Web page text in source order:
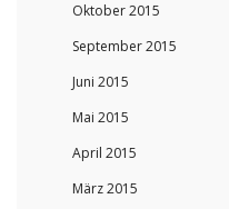
Oktober 2015
September 2015
Juni 2015
Mai 2015
April 2015
März 2015